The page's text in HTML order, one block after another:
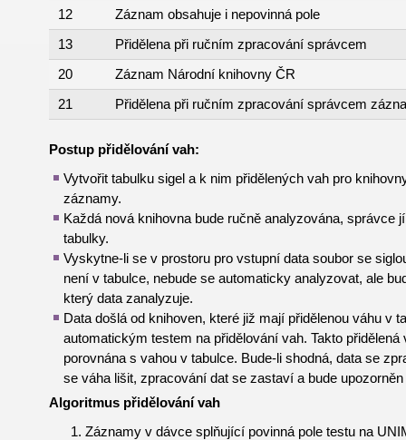
12
Záznam obsahuje i nepovinná pole
13
Přidělena při ručním zpracování správcem
20
Záznam Národní knihovny ČR
21
Přidělena při ručním zpracování správcem
Postup přidělování vah:
Vytvořit tabulku sigel a k nim přidělených vah pro
záznamy.
Každá nová knihovna bude ručně analyzována, správce
tabulky.
Vyskytne-li se v prostoru pro vstupní data soubor se
není v tabulce, nebude se automaticky analyzovat, ale
který data zanalyzuje.
Data došlá od knihoven, které již mají přidělenou váhu v
automatickým testem na přidělování vah. Takto
porovnána s vahou v tabulce. Bude-li shodná, data se
se váha lišit, zpracování dat se zastaví a bude
Algoritmus přidělování vah
Záznamy v dávce splňující povinná pole testu na